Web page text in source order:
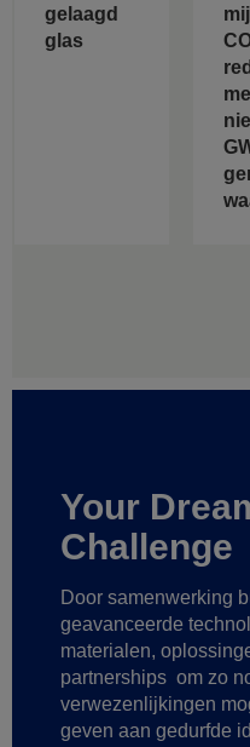
gelaagd
glas
Your
Challenge
Door samenwerking
geavanceerde
materialen,
partnerships om zo
verwezenlijkingen
geven aan gedurfde